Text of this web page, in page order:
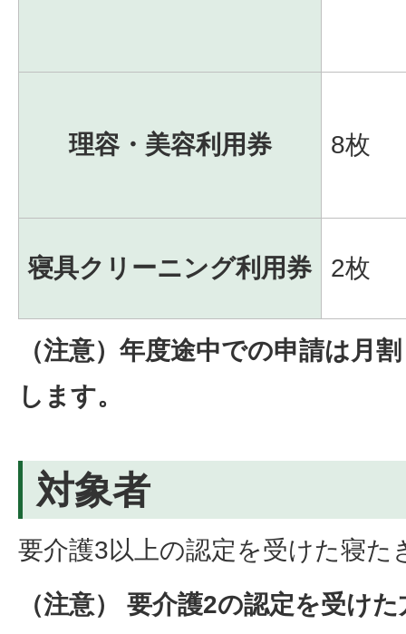
理容・美容利用券 8枚
寝具クリーニング利用券 2枚
（注意）年度途中での申請は月
します。
対象者
要介護3以上の認定を受けた寝た
（注意） 要介護2の認定を受け